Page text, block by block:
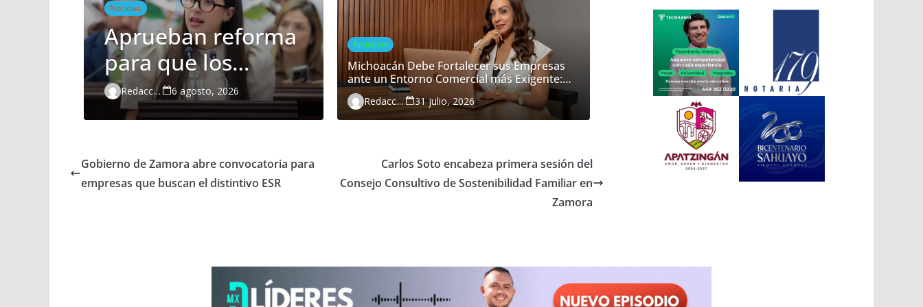
Noticias
Aprueban reforma
para que los
ayuntamientos
realicen
ciudadanas de
manera
Redacción 6 agosto, 2026
Artículos
Michoacán Debe Fortalecer sus Empresas
ante un Entorno Comercial más Exigente:
María Belém Morón
Redacción 31 julio, 2026
Gobierno de Zamora abre convocatoria para
empresas que buscan el distintivo ESR
Carlos Soto encabeza primera sesión del
Consejo Consultivo de Sostenibilidad Familiar en
Zamora